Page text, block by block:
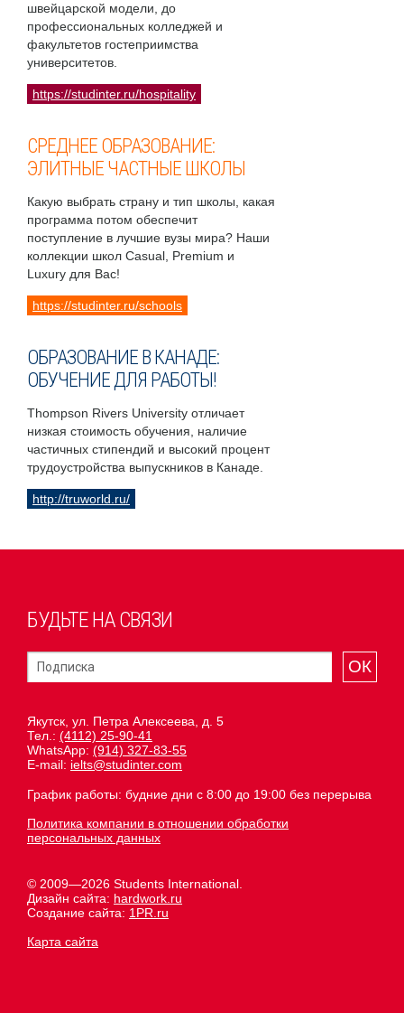
швейцарской модели, до
профессиональных колледжей и
факультетов гостеприимства
университетов.
https://studinter.ru/hospitality
СРЕДНЕЕ ОБРАЗОВАНИЕ:
ЭЛИТНЫЕ ЧАСТНЫЕ ШКОЛЫ
Какую выбрать страну и тип школы, какая
программа потом обеспечит
поступление в лучшие вузы мира? Наши
коллекции школ Casual, Premium и
Luxury для Вас!
https://studinter.ru/schools
ОБРАЗОВАНИЕ В КАНАДЕ:
ОБУЧЕНИЕ ДЛЯ РАБОТЫ!
Thompson Rivers University отличает
низкая стоимость обучения, наличие
частичных стипендий и высокий процент
трудоустройства выпускников в Канаде.
http://truworld.ru/
БУДЬТЕ НА СВЯЗИ
ОК
Якутск, ул. Петра Алексеева, д. 5
Тел.: (4112) 25-90-41
WhatsApp: (914) 327-83-55
E-mail: ielts@studinter.com
График работы: будние дни с 8:00 до 19:00 без перерыва
Политика компании в отношении обработки
персональных данных
© 2009—2026 Students International.
Дизайн сайта: hardwork.ru
Создание сайта: 1PR.ru
Карта сайта